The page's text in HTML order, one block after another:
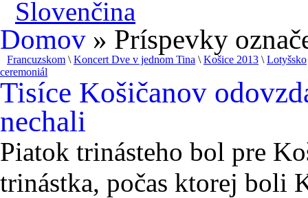
Slovenčina
Domov » Príspevky
Francuzskom \ Koncert Dve v jednom Tina \ Košice 2013 \ Lotyšsko
ceremoniál
Tisíce Košičanov
nechali
Piatok trinásteho bol pre
trinástka, počas ktorej boli